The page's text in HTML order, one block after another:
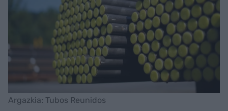
Argazkia: Tubos Reunidos